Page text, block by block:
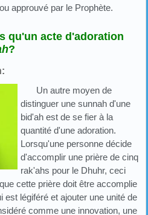
approuvé par le Prophète.
qu'un acte d'adoration
?
Un autre moyen de
distinguer une sunnah d'une
bid'ah est de se fier à la
quantité d'une adoration.
Lorsqu'une personne décide
d'accomplir une prière de cinq
rak'ahs pour le Dhuhr, ceci
cette prière doit être accomplie
légiféré et ajouter une unité de
comme une innovation, une